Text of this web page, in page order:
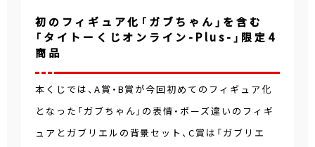
初のフィギュア化「ガブちゃん」を含む
「タイトーくじオンライン-Plus-」限定4
商品
本くじでは、A賞・B賞が今回初めてのフィギュア化
となった「ガブちゃん」の表情・ポーズ違いのフィギ
ュアとガブリエルの背景セット、C賞は「ガブリエ